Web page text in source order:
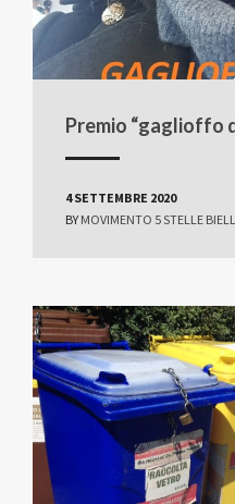
Premio “gaglioffo
4 SETTEMBRE 2020
BY MOVIMENTO 5 STELLE